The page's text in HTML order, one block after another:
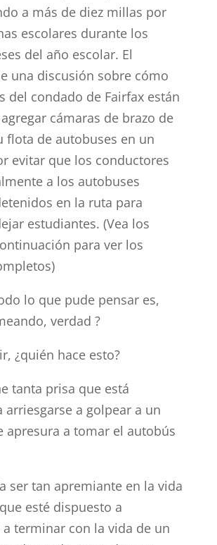
a más de diez millas por
escolares durante los
del año escolar. El
una discusión sobre cómo
del condado de Fairfax están
cámaras de brazo de
flota de autobuses en un
evitar que los conductores
a los autobuses
en la ruta para
estudiantes. (Vea los
para ver los
lo que pude pensar es,
verdad ?
¿quién hace esto?
tanta prisa que está
arriesgarse a golpear a un
apresura a tomar el autobús
ser tan apremiante en la vida
esté dispuesto a
a terminar con la vida de un